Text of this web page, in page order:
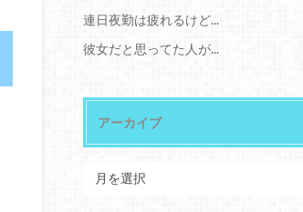
連日夜勤は疲れるけど...
彼女だと思ってた人が...
アーカイブ